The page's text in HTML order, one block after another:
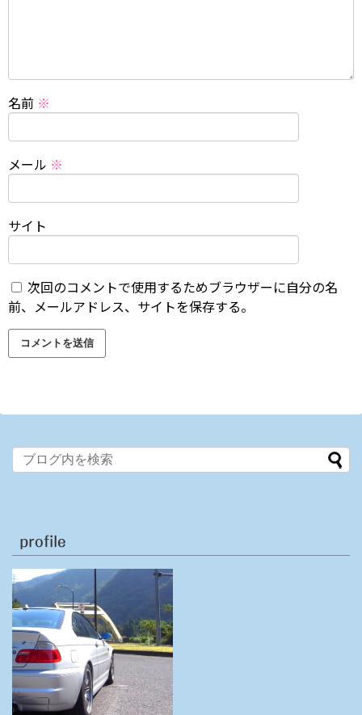
名前 ※
メール ※
サイト
次回のコメントで使用するためブラウザーに自分の名
前、メールアドレス、サイトを保存する。
profile